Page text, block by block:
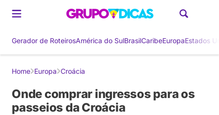
Gerador de RoteirosAmérica do SulBrasilCaribeEuropaEstados
Home Europa Croácia
Onde comprar ingressos para os
passeios da Croácia